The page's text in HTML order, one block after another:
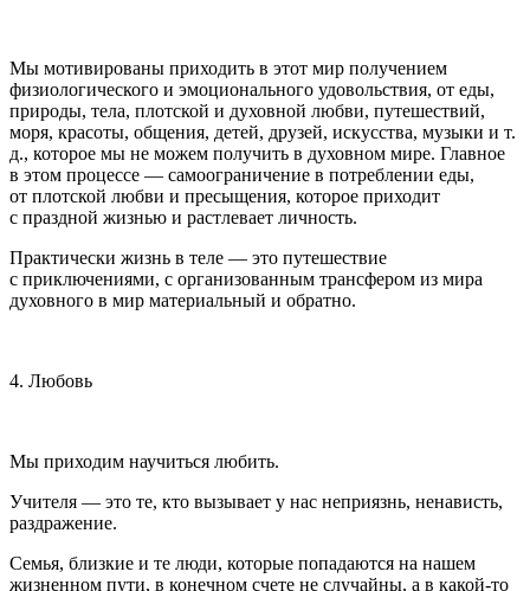
Мы мотивированы приходить в этот мир получением
физиологического и эмоционального удовольствия, от еды,
природы, тела, плотской и духовной любви, путешествий,
моря, красоты, общения, детей, друзей, искусства, музыки и т.
д., которое мы не можем получить в духовном мире. Главное
в этом процессе — самоограничение в потреблении еды,
от плотской любви и пресыщения, которое приходит
с праздной жизнью и растлевает личность.
Практически жизнь в теле — это путешествие
с приключениями, с организованным трансфером из мира
духовного в мир материальный и обратно.
4. Любовь
Мы приходим научиться любить.
Учителя — это те, кто вызывает у нас неприязнь, ненависть,
раздражение.
Семья, близкие и те люди, которые попадаются на нашем
жизненном пути, в конечном счете не случайны, а в какой-то